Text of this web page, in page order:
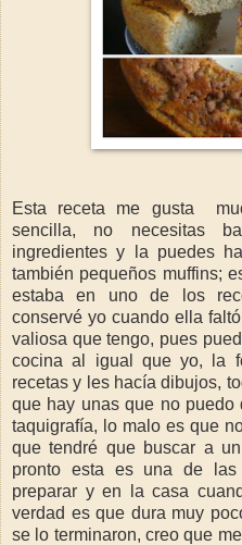
Esta receta me gusta
sencilla, no necesitas
ingredientes y la puedes
también pequeños muffins;
estaba en uno de los
conservé yo cuando ella
valiosa que tengo, pues
cocina al igual que yo, la
recetas y les hacía dibujos,
que hay unas que no puedo
taquigrafía, lo malo es que
que tendré que buscar a
pronto esta es una de
preparar y en la casa
verdad es que dura muy
se lo terminaron, creo que